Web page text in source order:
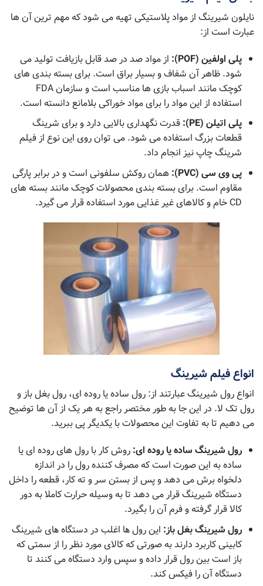
نایلون شیرینگ از مواد پلاستیکی تهیه می شود که مهم ترین آن ها
عبارت است از:
پلی اولفین (POF
): از مواد صد در صد قابل بازیافت تولید می
شود. ظاهر آن شفاف و بسیار براق است. برای بسته بندی های
کوچک مانند اسباب بازی ها مناسب است و سازمان FDA
استفاده از این مواد را برای مواد خوراکی بلامانع دانسته است.
پلی اتیلن (
PE
): قدرت نگهداری بالایی دارد و برای شرینگ
قطعات بزرگ استفاده می شود. می توان روی این نوع از فیلم
شرینگ چاپ نیز انجام داد.
پی وی سی (PVC
): همان روکش سلفونی است و در برابر پارگی
مقاوم است. برای بسته بندی محصولات کوچک مانند بسته های
CD خام و کالاهای غیر غذایی مورد استفاده قرار می گیرد.
انواع فیلم شیرینگ
انواع رول شیرینگ عبارتند از: رول ساده یا روده ای، رول بغل باز و
رول تک لا. در این جا به طور مختصر راجع به هر یک از آن ها توضیح
می دهیم تا به تفاوت این محصولات با یکدیگر پی ببرید.
رول شیرینگ ساده یا روده ای: روش کار با رول های روده ای یا
ساده به این صورت است که مصرف کننده رول را در اندازه
دلخواه برش می دهد و پس از بستن سر و ته کار، قطعه را داخل
دستگاه شیرینگ قرار می دهد تا به وسیله حرارت کاملا به دور
کالا قرار گرفته و فرم آن را بگیرد.
رول شیرینگ بغل باز: این رول ھا اغلب در دستگاه ھای شیرینگ
کابینی کاربرد دارند به صورتی که کالای مورد نظر را از سمتی که
باز است بین رول قرار داده و سپس وارد دستگاه می کنند تا
دستگاه آن را فیکس کند.